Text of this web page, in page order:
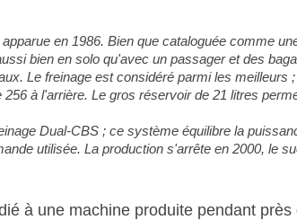
en 1986. Bien que cataloguée comme
bien en solo qu'avec un passager et des
Le freinage est considéré parmi les meilleurs
à l'arrière. Le gros réservoir de 21 litres
Dual-CBS ; ce système équilibre la
utilisée. La production s'arrête en 2000, le
à une machine produite pendant près